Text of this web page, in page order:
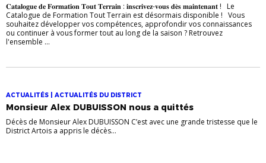
𝐂𝐚𝐭𝐚𝐥𝐨𝐠𝐮𝐞 𝐝𝐞 𝐅𝐨𝐫𝐦𝐚𝐭𝐢𝐨𝐧 𝐓𝐨𝐮𝐭 𝐓𝐞𝐫𝐫𝐚𝐢𝐧 : 𝐢𝐧𝐬𝐜𝐫𝐢𝐯𝐞𝐳-𝐯𝐨𝐮𝐬 𝐝𝐞̀𝐬 𝐦𝐚𝐢𝐧𝐭𝐞𝐧𝐚𝐧𝐭 ! Le
Catalogue de Formation Tout Terrain est désormais disponible ! Vous
souhaitez développer vos compétences, approfondir vos connaissances
ou continuer à vous former tout au long de la saison ? Retrouvez
l'ensemble ...
ACTUALITÉS | ACTUALITÉS DU DISTRICT
Monsieur Alex DUBUISSON nous a quittés
Décès de Monsieur Alex DUBUISSON C’est avec une grande tristesse que le
District Artois a appris le décès...